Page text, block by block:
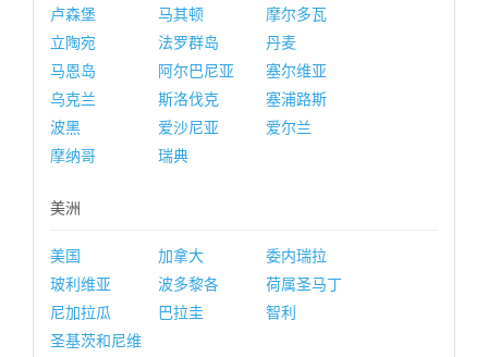
卢森堡
马其顿
摩尔多瓦
立陶宛
法罗群岛
丹麦
马恩岛
阿尔巴尼亚
塞尔维亚
乌克兰
斯洛伐克
塞浦路斯
波黑
爱沙尼亚
爱尔兰
摩纳哥
瑞典
美洲
美国 加拿大
委内瑞拉
玻利维亚
波多黎各
荷属圣马丁
尼加拉瓜
巴拉圭
智利
圣基茨和尼维